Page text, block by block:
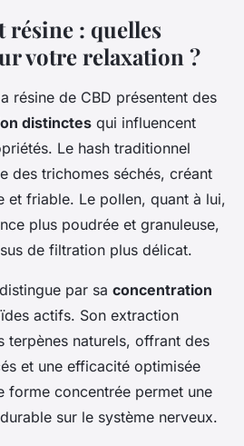
résine : quelles
votre relaxation ?
résine de CBD présentent des
distinctes qui influencent
Le hash traditionnel
des trichomes séchés, créant
et friable. Le pollen, quant à lui,
plus poudrée et granuleuse,
de filtration plus délicat.
par sa concentration
actifs. Son extraction
terpènes naturels, offrant des
et une efficacité optimisée
forme concentrée permet une
sur le système nerveux.